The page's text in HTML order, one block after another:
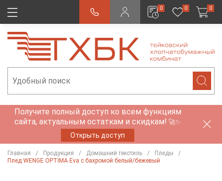
0 0 0
Получите полный доступ ко всем функциям
сайта, актуальным остаткам и скидкам! 🚀✨
Открыть доступ
Главная Продукция Домашний текстиль
Пледы
Плед WENGE OPTIMA Eva с бахромой белый/бежевый